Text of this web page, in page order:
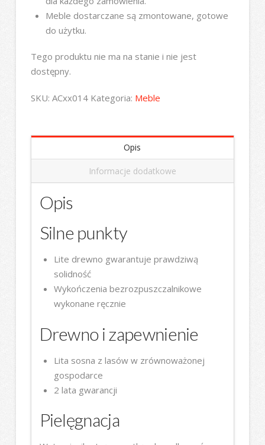
Meble dostarczane są zmontowane, gotowe
do użytku.
Tego produktu nie ma na stanie i nie jest
dostępny.
SKU: ACxx014 Kategoria: Meble
Opis
Informacje dodatkowe
Opis
Silne punkty
Lite drewno gwarantuje prawdziwą
solidność
Wykończenia bezrozpuszczalnikowe
wykonane ręcznie
Drewno i zapewnienie
Lita sosna z lasów w zrównoważonej
gospodarce
2 lata gwarancji
Pielęgnacja